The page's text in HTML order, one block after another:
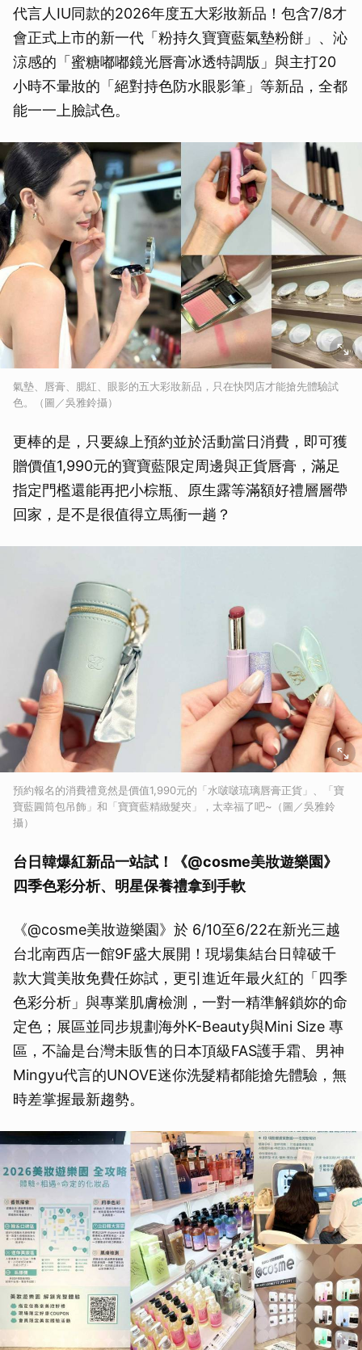
代言人IU同款的2026年度五大彩妝新品！包含7/8才
會正式上市的新一代「粉持久寶寶藍氣墊粉餅」、沁
涼感的「蜜糖嘟嘟鏡光唇膏冰透特調版」與主打20
小時不暈妝的「絕對持色防水眼影筆」等新品，全都
能一一上臉試色。
氣墊、唇膏、腮紅、眼影的五大彩妝新品，只在快閃店才能搶先體驗試
色。（圖／吳雅鈴攝）
更棒的是，只要線上預約並於活動當日消費，即可獲
贈價值1,990元的寶寶藍限定周邊與正貨唇膏，滿足
指定門檻還能再把小棕瓶、原生露等滿額好禮層層帶
回家，是不是很值得立馬衝一趟？
預約報名的消費禮竟然是價值1,990元的「水啵啵琉璃唇膏正貨」、「寶
寶藍圓筒包吊飾」和「寶寶藍精緻髮夾」，太幸福了吧~（圖／吳雅鈴
攝）
台日韓爆紅新品一站試！《@cosme美妝遊樂園》
四季色彩分析、明星保養禮拿到手軟
《@cosme美妝遊樂園》於 6/10至6/22在新光三越
台北南西店一館9F盛大展開！現場集結台日韓破千
款大賞美妝免費任妳試，更引進近年最火紅的「四季
色彩分析」與專業肌膚檢測，一對一精準解鎖妳的命
定色；展區並同步規劃海外K-Beauty與Mini Size 專
區，不論是台灣未販售的日本頂級FAS護手霜、男神
Mingyu代言的UNOVE迷你洗髮精都能搶先體驗，無
時差掌握最新趨勢。